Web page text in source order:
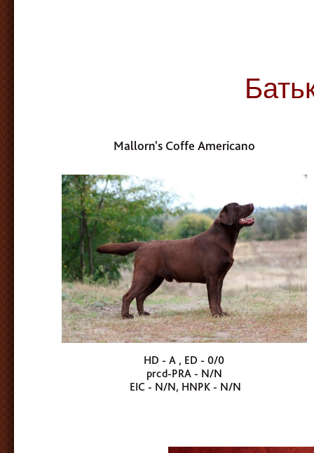
Mallorn's Coffe Americano
HD - A , ED - 0/0
prcd-PRA - N/N
EIC - N/N, HNPK - N/N